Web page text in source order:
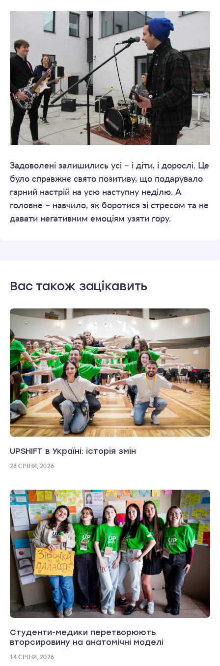
Задоволені залишились усі – і діти, і дорослі. Це
було справжнє свято позитиву, що подарувало
гарний настрій на усю наступну неділю. А
головне – навчило, як боротися зі стресом та не
давати негативним емоціям узяти гору.
Вас також зацікавить
UPSHIFT в Україні: історія змін
28 СІЧНЯ, 2026
Студенти-медики перетворюють
вторсировину на анатомічні моделі
14 СІЧНЯ, 2026